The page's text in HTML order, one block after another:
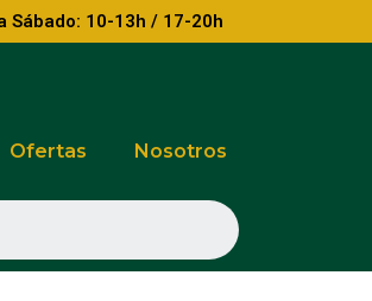
Sábado: 10-13h / 17-20h
Ofertas Nosotros